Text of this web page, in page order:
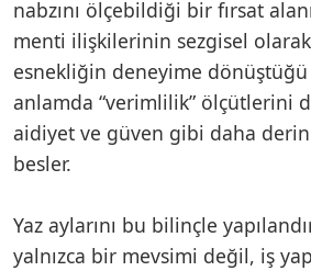
nabzını ölçebildiği bir fırsat
menti ilişkilerinin sezgisel
esnekliğin deneyime
anlamda “verimlilik” ölçütlerini
aidiyet ve güven gibi daha
besler.
Yaz aylarını bu bilinçle
yalnızca bir mevsimi değil, iş